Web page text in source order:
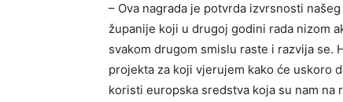
– Ova nagrada je potvrda izvrsnosti
županije koji u drugoj godini rada nizom
svakom drugom smislu raste i razvija se.
projekta za koji vjerujem kako će uskoro
koristi europska sredstva koja su nam